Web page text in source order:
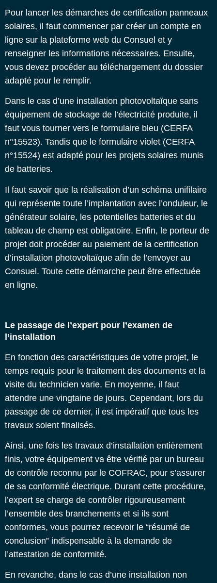
Pour lancer les démarches de certification panneaux
solaires, il faut commencer par créer un compte en
ligne sur la plateforme web du Consuel et y
renseigner les informations nécessaires. Ensuite,
vous devez procéder au téléchargement du dossier
adapté pour le remplir.
Dans le cas d’une installation photovoltaïque sans
équipement de stockage de l’électricité produite, il
faut vous tourner vers le formulaire bleu (CERFA
n°15523). Tandis que le formulaire violet (CERFA
n°15524) est adapté pour les projets solaires munis
de batteries.
Il faut savoir que la réalisation d’un schéma unifilaire
qui représente toute l’implantation avec l’onduleur, le
générateur solaire, les potentielles batteries et du
tableau de champ est obligatoire. Enfin, le porteur de
projet doit procéder au paiement de la certification
d’installation photovoltaïque afin de l’envoyer au
Consuel. Toute cette démarche peut être effectuée
en ligne.
Le passage de l’expert pour l’examen de
l’installation
En fonction des caractéristiques de votre projet, le
temps requis pour le traitement des documents et la
visite du technicien varie. En moyenne, il faut
attendre une vingtaine de jours. Cependant, lors du
passage de ce dernier, il est impératif que tous les
travaux soient finalisés.
Ainsi, une fois les travaux d’installation entièrement
finis, votre équipement va être vérifié par un bureau
de contrôle reconnu par le COFRAC, pour s’assurer
de sa conformité électrique. Durant cette procédure,
l’expert se charge de contrôler rigoureusement
l’ensemble des branchements et si ils sont
conformes, vous pourrez recevoir le “résumé de
conclusion” indispensable à la demande de
l’attestation de conformité.
En revanche, dans le cas d’une installation non